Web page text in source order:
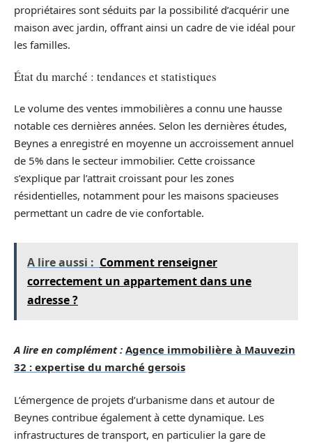
propriétaires sont séduits par la possibilité d’acquérir une
maison avec jardin, offrant ainsi un cadre de vie idéal pour
les familles.
État du marché : tendances et statistiques
Le volume des ventes immobilières a connu une hausse
notable ces dernières années. Selon les dernières études,
Beynes a enregistré en moyenne un accroissement annuel
de 5% dans le secteur immobilier. Cette croissance
s’explique par l’attrait croissant pour les zones
résidentielles, notamment pour les maisons spacieuses
permettant un cadre de vie confortable.
A lire aussi : Comment renseigner
correctement un appartement dans une
adresse ?
A lire en complément : Agence immobilière à Mauvezin
32 : expertise du marché gersois
L’émergence de projets d’urbanisme dans et autour de
Beynes contribue également à cette dynamique. Les
infrastructures de transport, en particulier la gare de